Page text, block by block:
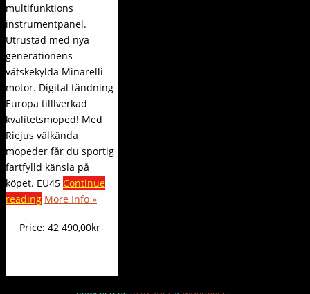
multifunktions
instrumentpanel.
Utrustad med nya
generationens
vätskekylda Minarelli
motor. Digital tändning
Europa tilllverkad
kvalitetsmoped! Med
Riejus välkända
mopeder får du sportig
fartfylld känsla på
köpet. EU45 Continue
reading More Info »
Price: 42 490,00kr